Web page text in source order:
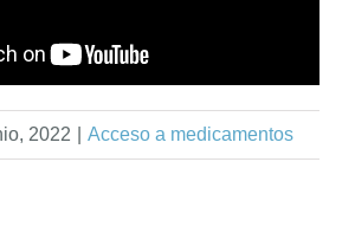
2022 Acceso a medicamentos